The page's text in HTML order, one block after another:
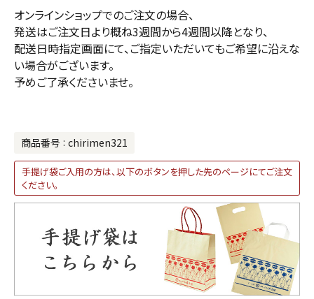
オンラインショップでのご注文の場合、
発送はご注文日より概ね3週間から4週間以降となり、
配送日時指定画面にて、ご指定いただいてもご希望に沿えな
い場合がございます。
予めご了承くださいませ。
商品番号 chirimen321
手提げ袋ご入用の方は、以下のボタンを押した先のページにてご注文
ください。